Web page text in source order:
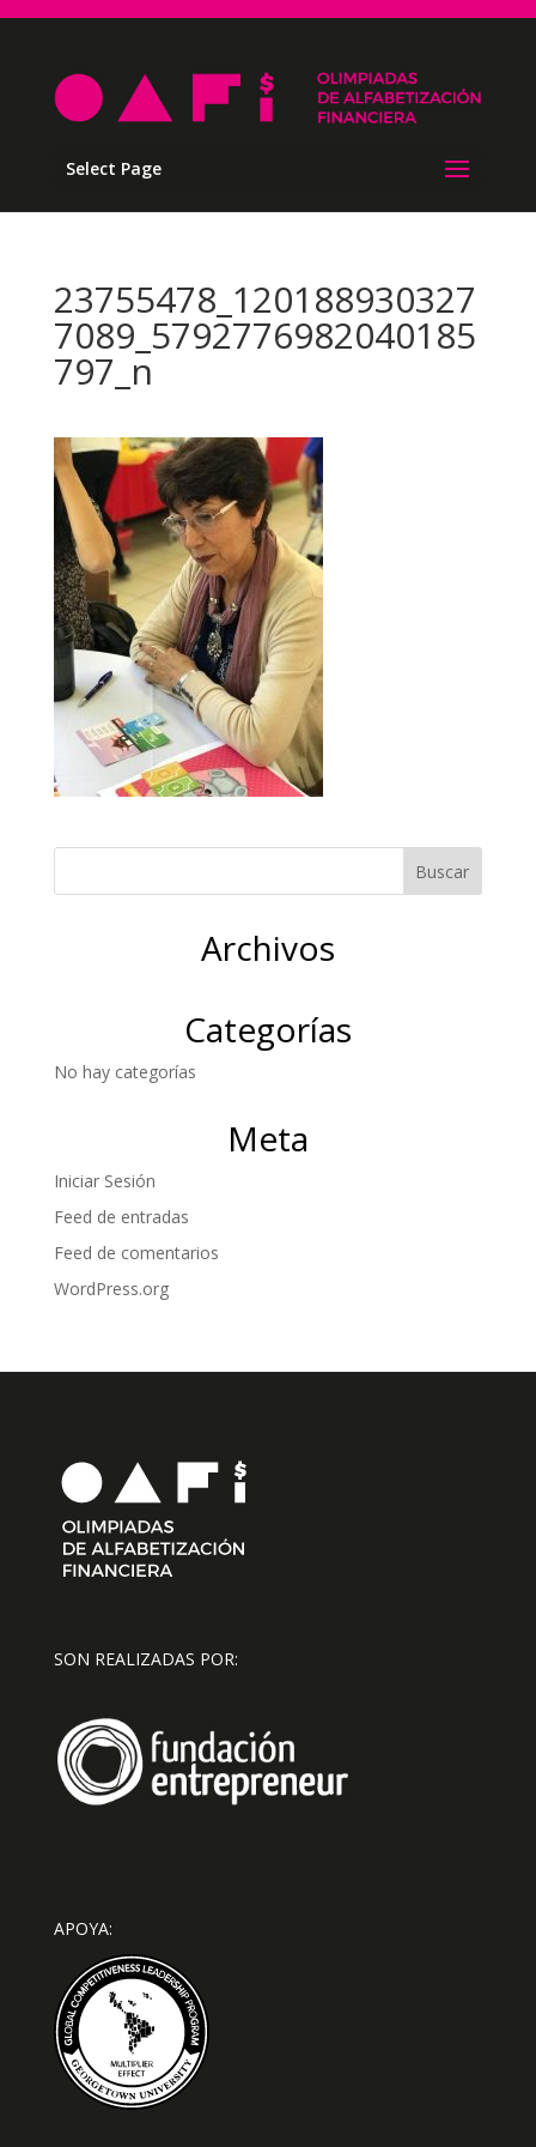
Select Page
23755478_120188930327
7089_5792776982040185
797_n
Archivos
Categorías
No hay categorías
Meta
Iniciar Sesión
Feed de entradas
Feed de comentarios
WordPress.org
SON REALIZADAS POR:
APOYA: